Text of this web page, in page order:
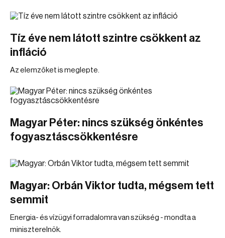
Tíz éve nem látott szintre csökkent az
infláció
Az elemzőket is meglepte.
Magyar Péter: nincs szükség önkéntes
fogyasztáscsökkentésre
Magyar: Orbán Viktor tudta, mégsem tett
semmit
Energia- és vízügyi forradalomra van szükség - mondta a
miniszterelnök.